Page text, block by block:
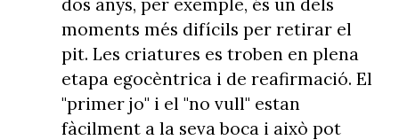
moments més difícils per retirar el
pit. Les criatures es troben en plena
etapa egocèntrica i de reafirmació. El
"primer jo" i el "no vull" estan
fàcilment a la seva boca i això pot